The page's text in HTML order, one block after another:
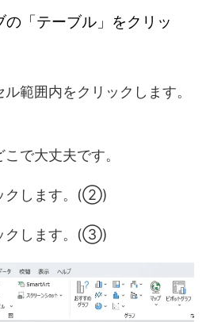
「テーブル」をクリッ
範囲内をクリックします。
で大丈夫です。
クします。(②)
クします。(③)